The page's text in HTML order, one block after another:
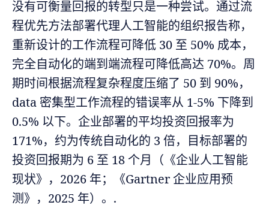
没有可衡量回报的转型只是一种尝试。通过流
程优先方法部署代理人工智能的组织报告称，
重新设计的工作流程可降低 30 至 50% 成本，
完全自动化的端到端流程可降低高达 70%。周
期时间根据流程复杂程度压缩了 50 到 90%，
data 密集型工作流程的错误率从 1-5% 下降到
0.5% 以下。企业部署的平均投资回报率为
171%，约为传统自动化的 3 倍，目标部署的
投资回报期为 6 至 18 个月（《企业人工智能
现状》，2026 年；《Gartner 企业应用预
测》，2025 年）。.